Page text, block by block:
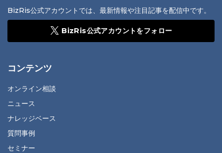
BizRis公式アカウントでは、最新情報や注目記事を配信中です。
BizRis公式アカウントをフォロー
コンテンツ
オンライン相談
ニュース
ナレッジベース
質問事例
セミナー